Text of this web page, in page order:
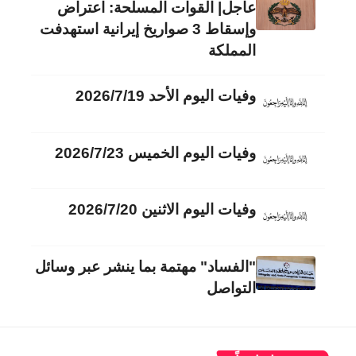
عاجل| القوات المسلحة: اعتراض
وإسقاط 3 صواريخ إيرانية استهدفت
المملكة
وفيات اليوم الأحد 2026/7/19
وفيات اليوم الخميس 2026/7/23
وفيات اليوم الاثنين 2026/7/20
"الفساد" مهتمة بما ينشر عبر وسائل
التواصل